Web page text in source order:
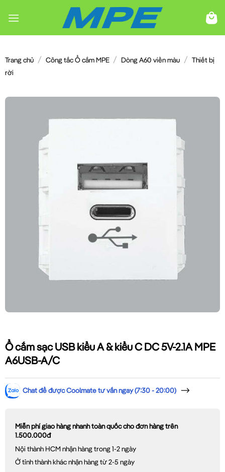
đến
Trang chủ / Công tắc Ổ cắm MPE / Dòng A60 viền màu / Thiết bị
rời
Ổ cắm sạc USB kiểu A & kiểu C DC 5V-2.1A MPE
A6USB-A/C
Chat để được Coolmate tư vấn ngay (7:30 - 20:00)
Miễn phí giao hàng nhanh toàn quốc cho đơn hàng trên
1.500.000đ
Nội thành HCM nhận hàng trong 1-2 ngày
Ở tỉnh thành khác nhận hàng từ 2-5 ngày